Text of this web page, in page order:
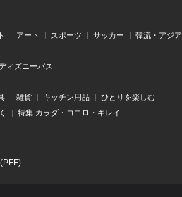
アート スポーツ サッカー 韓流・アジア
ィズニーパス
雑貨 キッチン用品 ひとりを楽しむ
特集 カラダ・ココロ・キレイ